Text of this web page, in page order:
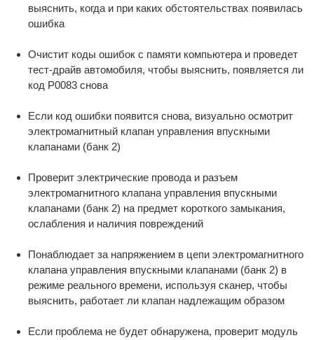
выяснить, когда и при каких обстоятельствах появилась
ошибка
Очистит коды ошибок с памяти компьютера и проведет
тест-драйв автомобиля, чтобы выяснить, появляется ли
код P0083 снова
Если код ошибки появится снова, визуально осмотрит
электромагнитный клапан управления впускными
клапанами (банк 2)
Проверит электрические провода и разъем
электромагнитного клапана управления впускными
клапанами (банк 2) на предмет короткого замыкания,
ослабления и наличия повреждений
Понаблюдает за напряжением в цепи электромагнитного
клапана управления впускными клапанами (банк 2) в
режиме реального времени, используя сканер, чтобы
выяснить, работает ли клапан надлежащим образом
Если проблема не будет обнаружена, проверит модуль